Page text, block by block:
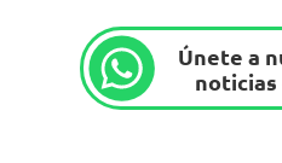
Únete a
noticias